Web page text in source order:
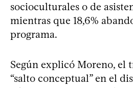
socioculturales o de
mientras que 18,6%
programa.
Según explicó Moreno, el
“salto conceptual” en el